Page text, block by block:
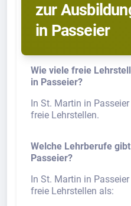
zur
in Passeier
Wie viele freie
in Passeier?
In St. Martin in
freie Lehrstellen.
Welche Lehrberufe
Passeier?
In St. Martin in
freie Lehrstellen als: